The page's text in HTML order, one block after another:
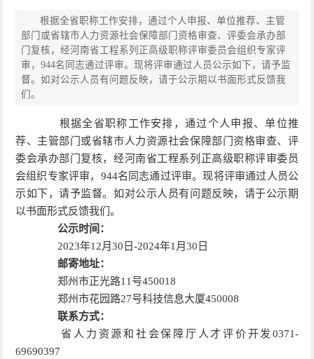
根据全省职称工作安排，通过个人申报、单位推荐、主管
部门或省辖市人力资源社会保障部门资格审查、评委会承办部
门复核，经河南省工程系列正高级职称评审委员会组织专家评
审，944名同志通过评审。现将评审通过人员公示如下，请予监
督。如对公示人员有问题反映，请于公示期以书面形式反馈我
们。
根据全省职称工作安排，通过个人申报、单位推
荐、主管部门或省辖市人力资源社会保障部门资格审查、评
委会承办部门复核，经河南省工程系列正高级职称评审委员
会组织专家评审，944名同志通过评审。现将评审通过人员公
示如下，请予监督。如对公示人员有问题反映，请于公示期
以书面形式反馈我们。
公示时间：
2023年12月30日-2024年1月30日
邮寄地址：
郑州市正光路11号450018
郑州市花园路27号科技信息大厦450008
联系方式：
省人力资源和社会保障厅人才评价开发0371-
69690397